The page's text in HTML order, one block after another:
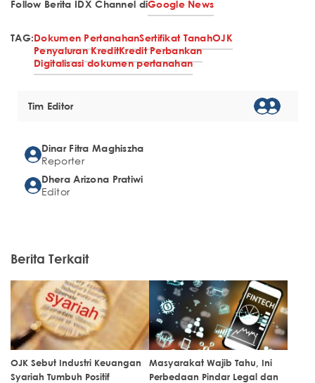
Follow Berita IDX Channel diGoogle News
TAG:Dokumen PertanahanSertifikat TanahOJK
Penyaluran KreditKredit Perbankan
Digitalisasi dokumen pertanahan
Tim Editor
Dinar Fitra Maghiszha
Reporter
Dhera Arizona Pratiwi
Editor
Berita Terkait
OJK Sebut Industri Keuangan
Syariah Tumbuh Positif
Masyarakat Wajib Tahu, Ini
Perbedaan Pindar Legal dan